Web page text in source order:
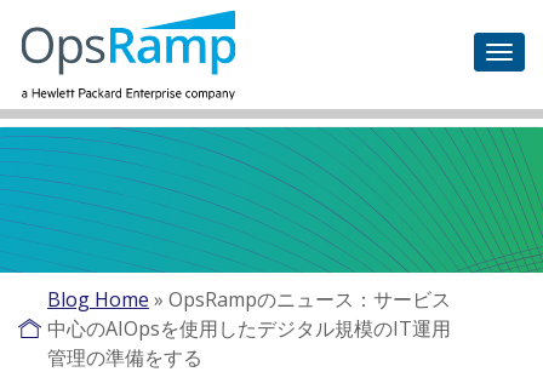
Blog Home » OpsRampのニュース：サービス
中心のAIOpsを使用したデジタル規模のIT運用
管理の準備をする